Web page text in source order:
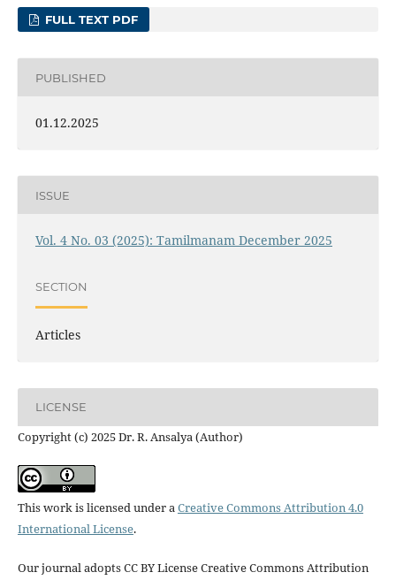
FULL TEXT PDF
PUBLISHED
01.12.2025
ISSUE
Vol. 4 No. 03 (2025): Tamilmanam December 2025
SECTION
Articles
LICENSE
Copyright (c) 2025 Dr. R. Ansalya (Author)
This work is licensed under a Creative Commons Attribution 4.0
International License.
Our journal adopts CC BY License Creative Commons Attribution